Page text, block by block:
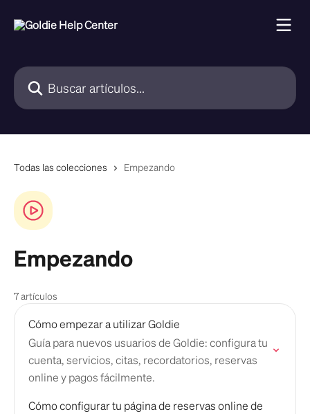
Buscar artículos...
Todas las colecciones Empezando
Empezando
7 artículos
Cómo empezar a utilizar Goldie
Guía para nuevos usuarios de Goldie: configura tu
cuenta, servicios, citas, recordatorios, reservas
online y pagos fácilmente.
Cómo configurar tu página de reservas online de